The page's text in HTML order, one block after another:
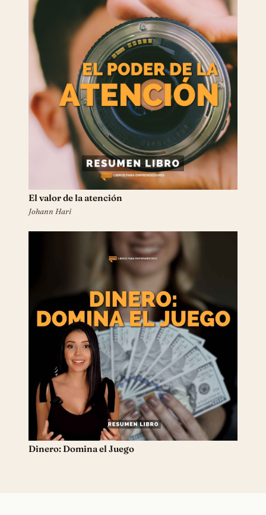
El valor de la atención
Johann Hari
Dinero: Domina el Juego